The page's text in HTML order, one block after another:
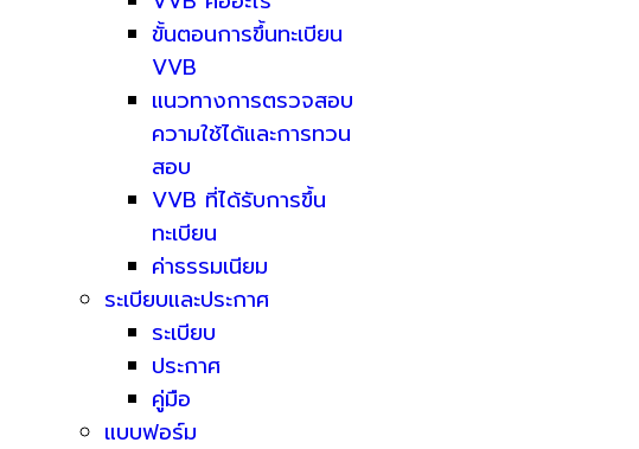
ขั้นตอนการขึ้นทะเบียน
VVB
แนวทางการตรวจสอบ
ความใช้ได้และการทวน
สอบ
VVB ที่ได้รับการขึ้น
ทะเบียน
ค่าธรรมเนียม
ระเบียบและประกาศ
ระเบียบ
ประกาศ
คู่มือ
แบบฟอร์ม